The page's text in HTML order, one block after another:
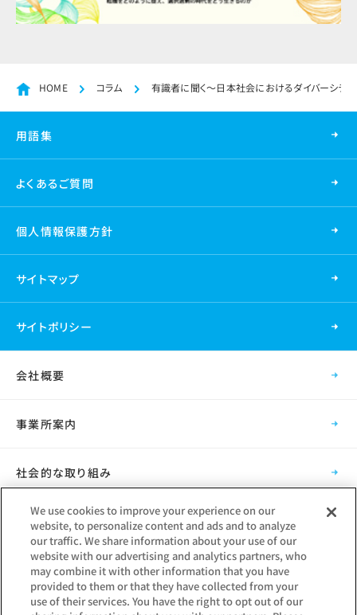
HOME コラム 有識者に聞く～日本社会におけるダイバーシテ
用語集
よくあるご質問
個人情報保護方針
サイトマップ
サイトポリシー
会社概要
事業所案内
社会的な取り組み
採用情報
グループ会社
We use cookies to improve your experience on our
website, to personalize content and ads and to analyze
our traffic. We share information about your use of our
website with our advertising and analytics partners, who
may combine it with other information that you have
provided to them or that they have collected from your
use of their services. You have the right to opt out of our